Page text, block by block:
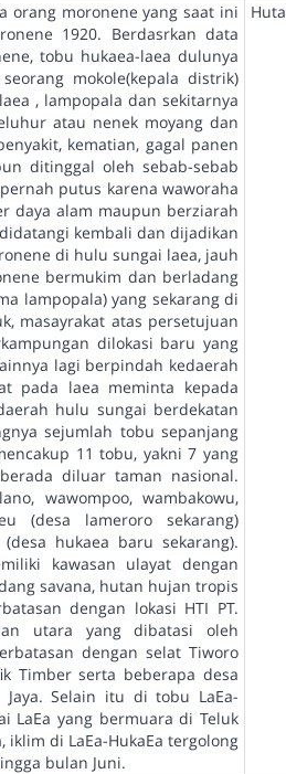
orang moronene yang saat ini
1920. Berdasrkan data
tobu hukaea-laea dulunya
mokole(kepala distrik)
, lampopala dan sekitarnya
atau nenek moyang dan
kematian, gagal panen
ditinggal oleh sebab-sebab
putus karena waworaha
daya alam maupun berziarah
kembali dan dijadikan
di hulu sungai laea, jauh
bermukim dan berladang
lampopala) yang sekarang di
masayrakat atas persetujuan
dilokasi baru yang
lagi berpindah kedaerah
pada laea meminta kepada
hulu sungai berdekatan
sejumlah tobu sepanjang
11 tobu, yakni 7 yang
diluar taman nasional.
wawompoo, wambakowu,
(desa lameroro sekarang)
hukaea baru sekarang).
kawasan ulayat dengan
savana, hutan hujan tropis
dengan lokasi HTI PT.
utara yang dibatasi oleh
dengan selat Tiworo
Timber serta beberapa desa
Jaya. Selain itu di tobu LaEa-
LaEa yang bermuara di Teluk
di LaEa-HukaEa tergolong
bulan Juni.